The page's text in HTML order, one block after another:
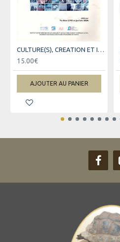
CULTURE(S), CREATION ET IDENTITES
15.00€
AJOUTER AU PANIER